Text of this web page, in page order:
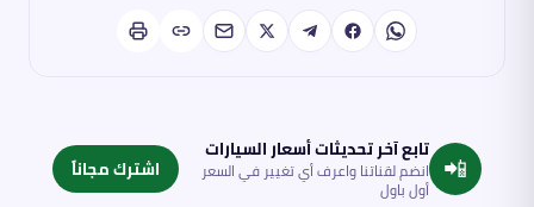
📲 تابع آخر تحديثات أسعار السيارات
انضم لقناتنا واعرف أي تغيير في السعر
أول باول
اشترك مجاناً